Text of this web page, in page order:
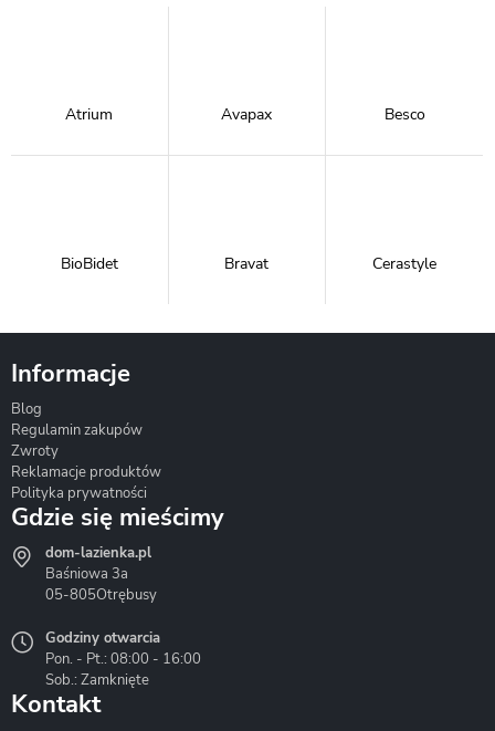
Atrium Avapax Besco
BioBidet Bravat Cerastyle
Hydrostop
Liveno
Informacje
Blog
Regulamin zakupów
Zwroty
Reklamacje produktów
Polityka prywatności
Gdzie się mieścimy
dom-lazienka.pl
Baśniowa 3a
05-805Otrębusy
Godziny otwarcia
Pon. - Pt.: 08:00 - 16:00
Sob.: Zamknięte
Kontakt